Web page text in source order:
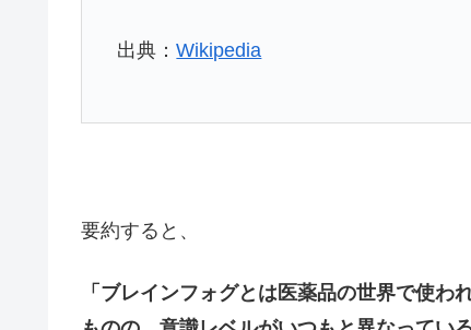
出典：Wikipedia
要約すると、
「ブレインフォグとは医薬品の世界で使